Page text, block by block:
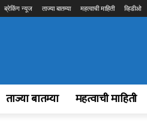
ब्रेकिंग न्यूज ताज्या बातम्या महत्वाची माहिती व्हिडीओ
ताज्या बातम्या महत्वाची माहिती